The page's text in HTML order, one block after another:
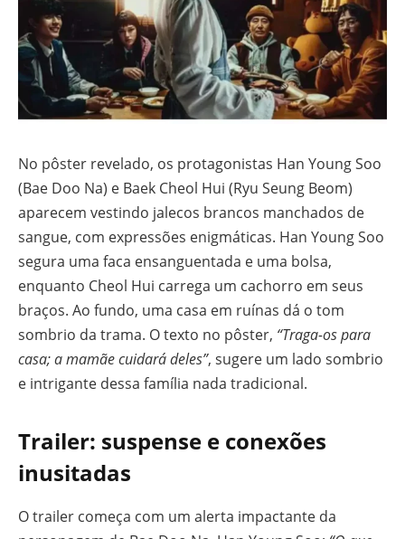
No pôster revelado, os protagonistas Han Young Soo
(Bae Doo Na) e Baek Cheol Hui (Ryu Seung Beom)
aparecem vestindo jalecos brancos manchados de
sangue, com expressões enigmáticas. Han Young Soo
segura uma faca ensanguentada e uma bolsa,
enquanto Cheol Hui carrega um cachorro em seus
braços. Ao fundo, uma casa em ruínas dá o tom
sombrio da trama. O texto no pôster, “Traga-os para
casa; a mamãe cuidará deles”, sugere um lado sombrio
e intrigante dessa família nada tradicional.
Trailer: suspense e conexões
inusitadas
O trailer começa com um alerta impactante da